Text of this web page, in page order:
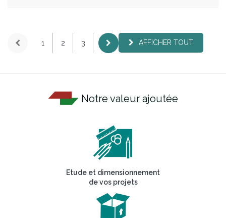
AFFICHER TOUT
1 2 3
Notre valeur ajoutée
Etude et dimensionnement
de vos projets